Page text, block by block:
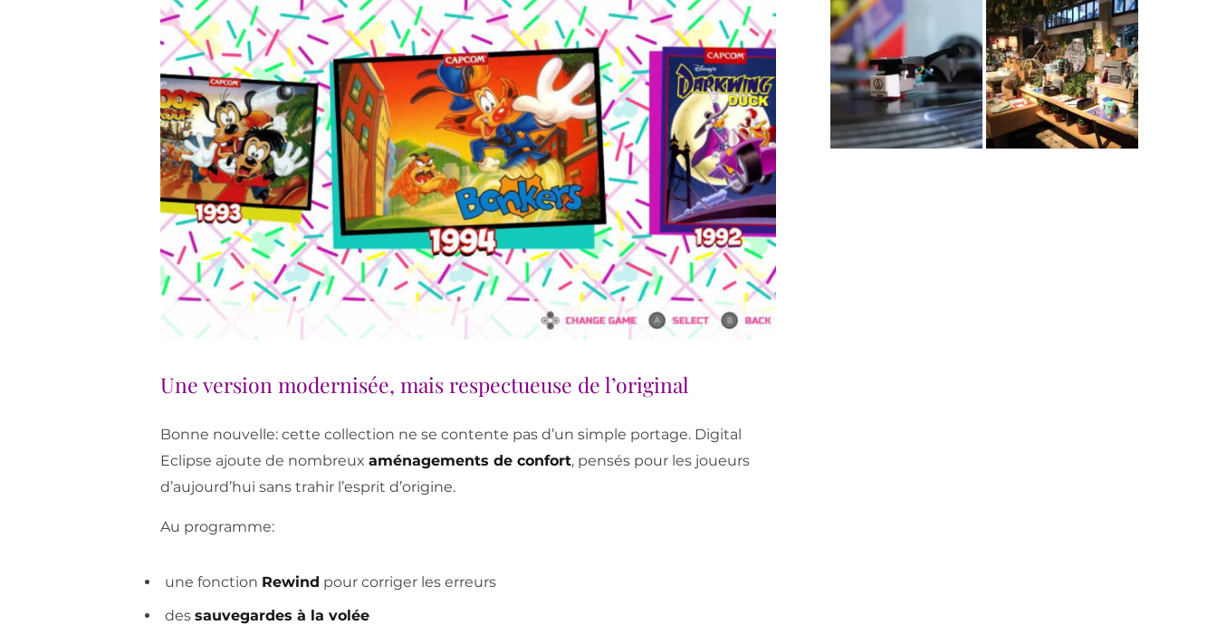
Une version modernisée, mais respectueuse de l’original
Bonne nouvelle: cette collection ne se contente pas d’un simple portage. Digital
Eclipse ajoute de nombreux aménagements de confort, pensés pour les joueurs
d’aujourd’hui sans trahir l’esprit d’origine.
Au programme:
une fonction Rewind pour corriger les erreurs
des sauvegardes à la volée